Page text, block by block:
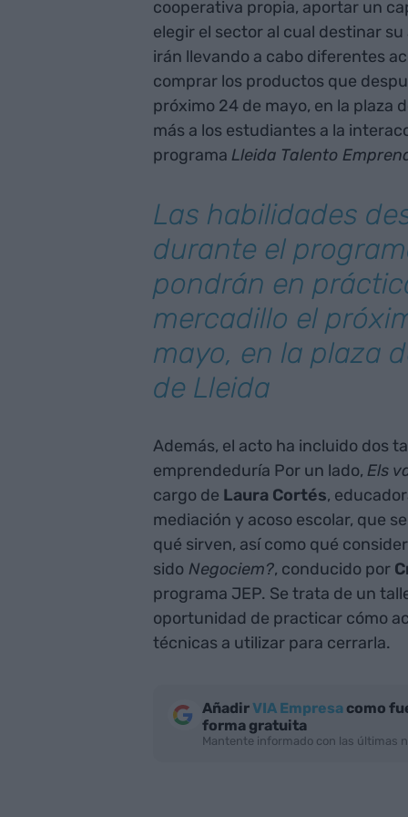
cooperativa propia, aportar un
elegir el sector al cual destinar
irán llevando a cabo diferentes
comprar los productos que
próximo 24 de mayo, en la plaza
más a los estudiantes a la
programa Lleida Talento
Las habilidades
durante el
pondrán en
mercadillo el
mayo, en la plaza
de Lleida
Además, el acto ha incluido dos
emprendeduría Por un lado, Els
cargo de Laura Cortés,
mediación y acoso escolar, que
qué sirven, así como qué
sidoNegociem?, conducido por
programa JEP. Se trata de un
oportunidad de practicar cómo
técnicas a utilizar para cerrarla.
AñadirVIA Empresacomo
forma gratuita
Mantente informado con las últimas